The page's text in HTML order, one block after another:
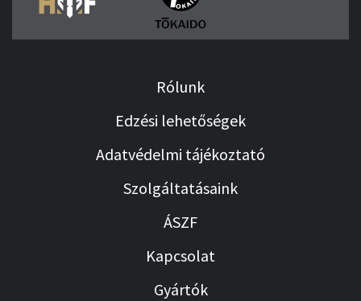
Rólunk
Edzési lehetőségek
Adatvédelmi tájékoztató
Szolgáltatásaink
ÁSZF
Kapcsolat
Gyártók